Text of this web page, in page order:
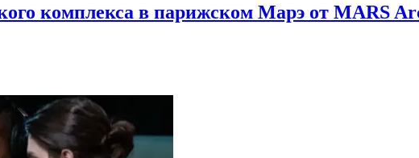
комплекса в парижском Марэ от MARS